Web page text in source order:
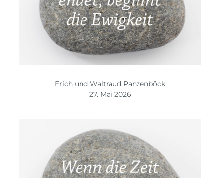
Erich und Waltraud Panzenböck
27. Mai 2026